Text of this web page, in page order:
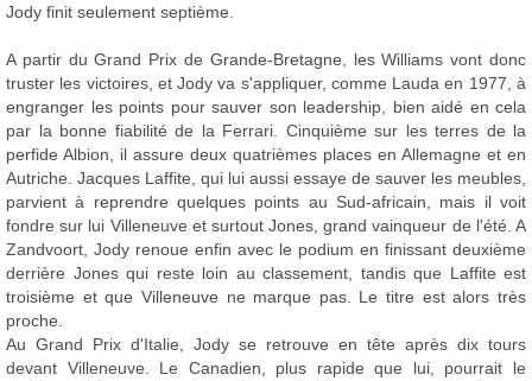
Jody finit seulement septième.
A partir du Grand Prix de Grande-Bretagne, les Williams vont donc
truster les victoires, et Jody va s'appliquer, comme Lauda en 1977, à
engranger les points pour sauver son leadership, bien aidé en cela
par la bonne fiabilité de la Ferrari. Cinquième sur les terres de la
perfide Albion, il assure deux quatrièmes places en Allemagne et en
Autriche. Jacques Laffite, qui lui aussi essaye de sauver les meubles,
parvient à reprendre quelques points au Sud-africain, mais il voit
fondre sur lui Villeneuve et surtout Jones, grand vainqueur de l'été. A
Zandvoort, Jody renoue enfin avec le podium en finissant deuxième
derrière Jones qui reste loin au classement, tandis que Laffite est
troisième et que Villeneuve ne marque pas. Le titre est alors très
proche.
Au Grand Prix d'Italie, Jody se retrouve en tête après dix tours
devant Villeneuve. Le Canadien, plus rapide que lui, pourrait le